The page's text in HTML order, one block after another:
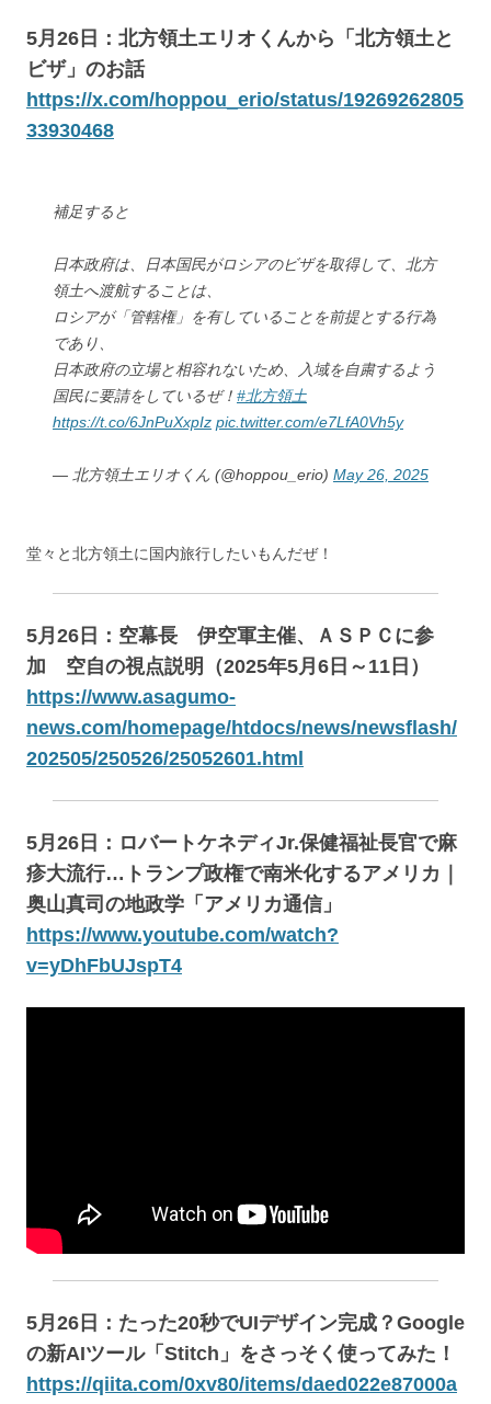
5月26日：北方領土エリオくんから「北方領土と
ビザ」のお話
https://x.com/hoppou_erio/status/19269262805
33930468
補足すると
日本政府は、日本国民がロシアのビザを取得して、北方
領土へ渡航することは、
ロシアが「管轄権」を有していることを前提とする行為
であり、
日本政府の立場と相容れないため、入域を自粛するよう
国民に要請をしているぜ！ #北方領土
https://t.co/6JnPuXxpIz pic.twitter.com/e7LfA0Vh5y
— 北方領土エリオくん (@hoppou_erio) May 26, 2025
堂々と北方領土に国内旅行したいもんだぜ！
5月26日：空幕長 伊空軍主催、ＡＳＰＣに参
加 空自の視点説明（2025年5月6日～11日）
https://www.asagumo-
news.com/homepage/htdocs/news/newsflash/
202505/250526/25052601.html
5月26日：ロバートケネディJr.保健福祉長官で麻
疹大流行…トランプ政権で南米化するアメリカ｜
奥山真司の地政学「アメリカ通信」
https://www.youtube.com/watch?
v=yDhFbUJspT4
5月26日：たった20秒でUIデザイン完成？Google
の新AIツール「Stitch」をさっそく使ってみた！
https://qiita.com/0xv80/items/daed022e87000a